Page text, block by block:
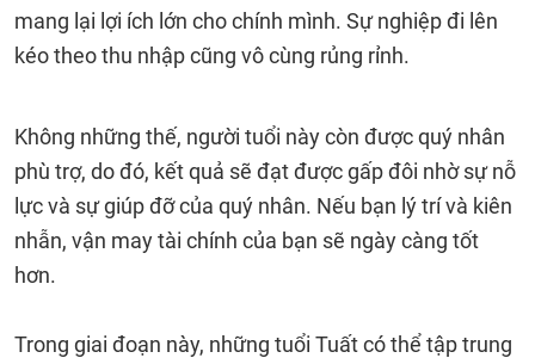
mang lại lợi ích lớn cho chính mình. Sự nghiệp đi lên
kéo theo thu nhập cũng vô cùng rủng rỉnh.
Không những thế, người tuổi này còn được quý nhân
phù trợ, do đó, kết quả sẽ đạt được gấp đôi nhờ sự nỗ
lực và sự giúp đỡ của quý nhân. Nếu bạn lý trí và kiên
nhẫn, vận may tài chính của bạn sẽ ngày càng tốt
hơn.
Trong giai đoạn này, những tuổi Tuất có thể tập trung